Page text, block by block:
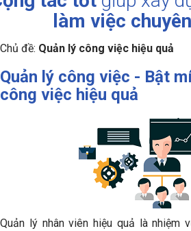
làm việc
Chủ đề: Quản lý công việc hiệu quả
Quản lý công việc - Bật
công việc hiệu quả
Quản lý nhân viên hiệu quả là nhiệm